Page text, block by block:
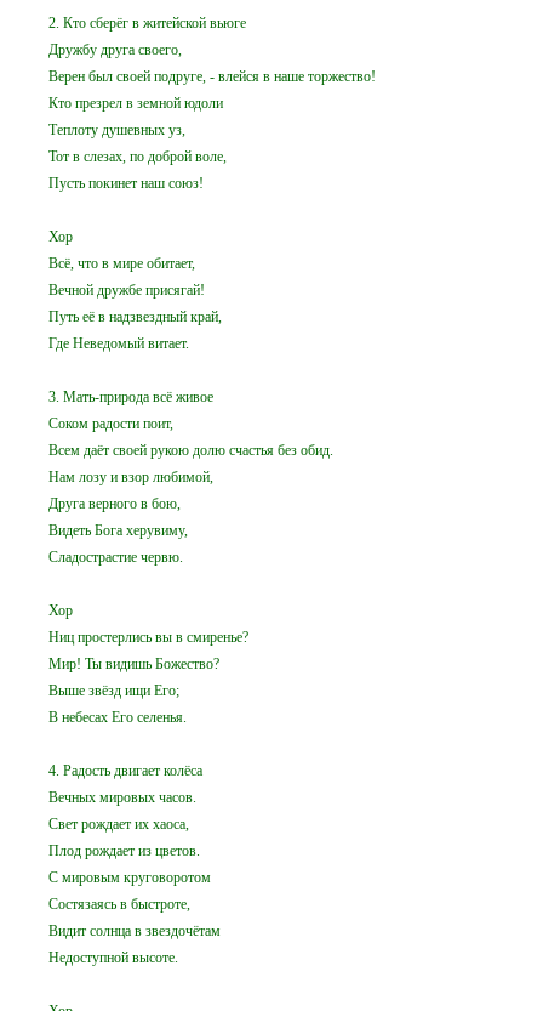
2. Кто сберёг в житейской вьюге
Дружбу друга своего,
Верен был своей подруге, - влейся в наше торжество!
Кто презрел в земной юдоли
Теплоту душевных уз,
Тот в слезах, по доброй воле,
Пусть покинет наш союз!
Хор
Всё, что в мире обитает,
Вечной дружбе присягай!
Путь её в надзвездный край,
Где Неведомый витает.
3. Мать-природа всё живое
Соком радости поит,
Всем даёт своей рукою долю счастья без обид.
Нам лозу и взор любимой,
Друга верного в бою,
Видеть Бога херувиму,
Сладострастие червю.
Хор
Ниц простерлись вы в смиренье?
Мир! Ты видишь Божество?
Выше звёзд ищи Его;
В небесах Его селенья.
4. Радость двигает колёса
Вечных мировых часов.
Свет рождает их хаоса,
Плод рождает из цветов.
С мировым круговоротом
Состязаясь в быстроте,
Видит солнца в звездочётам
Недоступной высоте.